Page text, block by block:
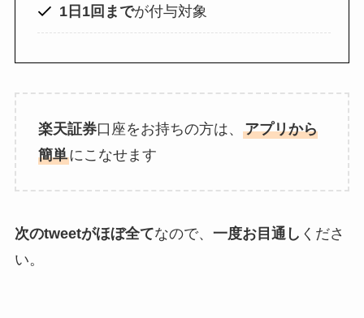
1日1回までが付与対象
楽天証券口座をお持ちの方は、 アプリから
簡単にこなせます
次のtweetがほぼ全てなので、 一度お目通し くださ
い。